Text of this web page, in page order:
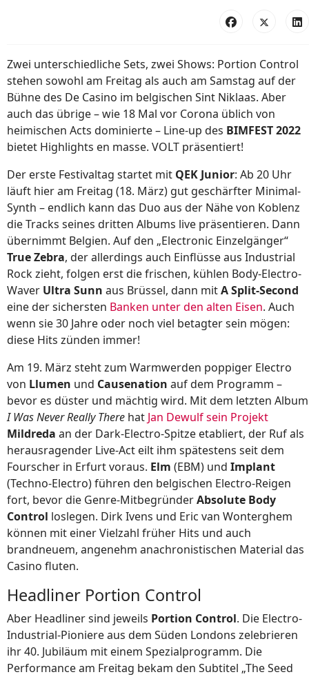
Zwei unterschiedliche Sets, zwei Shows: Portion Control
stehen sowohl am Freitag als auch am Samstag auf der
Bühne des De Casino im belgischen Sint Niklaas. Aber
auch das übrige – wie 18 Mal vor Corona üblich von
heimischen Acts dominierte – Line-up des BIMFEST 2022
bietet Highlights en masse. VOLT präsentiert!
Der erste Festivaltag startet mit QEK Junior: Ab 20 Uhr
läuft hier am Freitag (18. März) gut geschärfter Minimal-
Synth – endlich kann das Duo aus der Nähe von Koblenz
die Tracks seines dritten Albums live präsentieren. Dann
übernimmt Belgien. Auf den „Electronic Einzelgänger“
True Zebra, der allerdings auch Einflüsse aus Industrial
Rock zieht, folgen erst die frischen, kühlen Body-Electro-
Waver Ultra Sunn aus Brüssel, dann mitA Split-Second
eine der sichersten Banken unter den alten Eisen. Auch
wenn sie 30 Jahre oder noch viel betagter sein mögen:
diese Hits zünden immer!
Am 19. März steht zum Warmwerden poppiger Electro
von Llumen und Causenation auf dem Programm –
bevor es düster und mächtig wird. Mit dem letzten Album
I Was Never Really There hat Jan Dewulf sein Projekt
Mildreda an der Dark-Electro-Spitze etabliert, der Ruf als
herausragender Live-Act eilt ihm spätestens seit dem
Fourscher in Erfurt voraus. Elm (EBM) und Implant
(Techno-Electro) führen den belgischen Electro-Reigen
fort, bevor die Genre-MitbegründerAbsolute Body
Control loslegen. Dirk Ivens und Eric van Wonterghem
können mit einer Vielzahl früher Hits und auch
brandneuem, angenehm anachronistischen Material das
Casino fluten.
Headliner Portion Control
Aber Headliner sind jeweils Portion Control. Die Electro-
Industrial-Pioniere aus dem Süden Londons zelebrieren
ihr 40. Jubiläum mit einem Spezialprogramm. Die
Performance am Freitag bekam den Subtitel „The Seed